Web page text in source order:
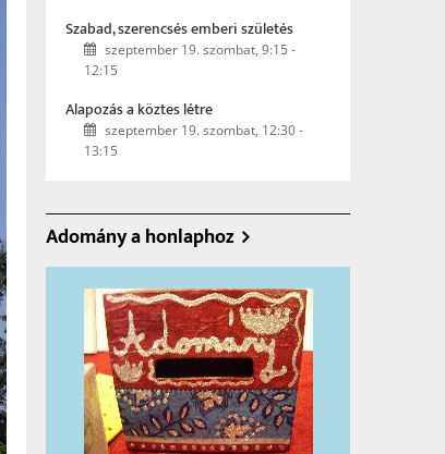
Szabad, szerencsés emberi születés
szeptember 19. szombat, 9:15 -
12:15
Alapozás a köztes létre
szeptember 19. szombat, 12:30-
13:15
Adomány a honlaphoz